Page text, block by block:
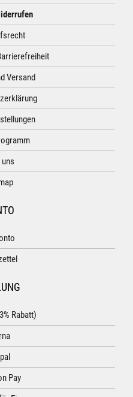
Versand
uns
Rabatt)
Pay